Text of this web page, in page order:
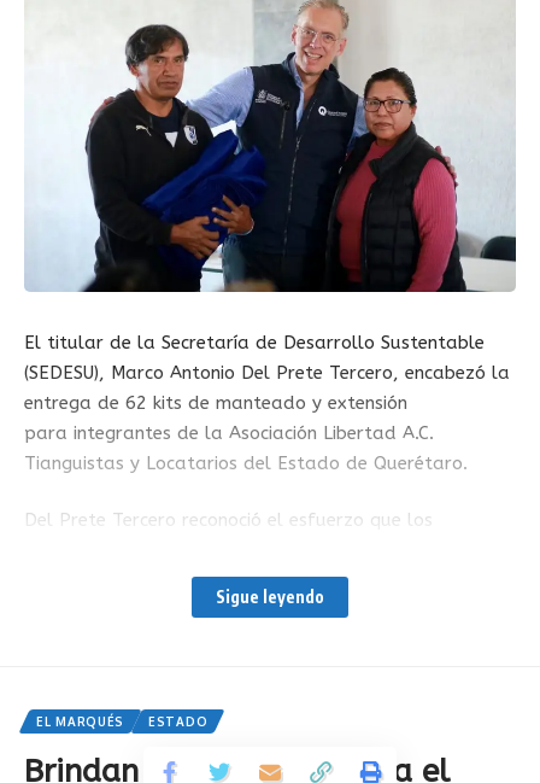
El titular de la Secretaría de Desarrollo Sustentable
(SEDESU), Marco Antonio Del Prete Tercero, encabezó la
entrega de 62 kits de manteado y extensión
para integrantes de la Asociación Libertad A.C.
Tianguistas y Locatarios del Estado de Querétaro.
Del Prete Tercero reconoció el esfuerzo que los
de la economía de Querétaro y gracias a ellos podemos
presumir que es pujante y con oportunidades para
mediante el Programa de Apoyo a Sectores
Económicos (PASE), cuyo objetivo es promover las
Sigue leyendo
EL MARQUÉS ESTADO
Brindan capacitación para el